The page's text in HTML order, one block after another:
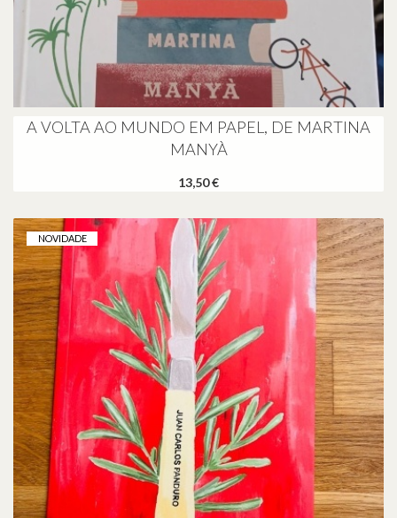
A VOLTA AO MUNDO EM PAPEL, DE MARTINA
MANYÀ
13,50 €
NOVIDADE